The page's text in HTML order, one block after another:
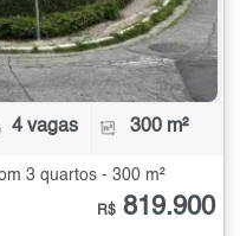
4 vagas 300 m²
3 quartos - 300 m²
R$ 819.900